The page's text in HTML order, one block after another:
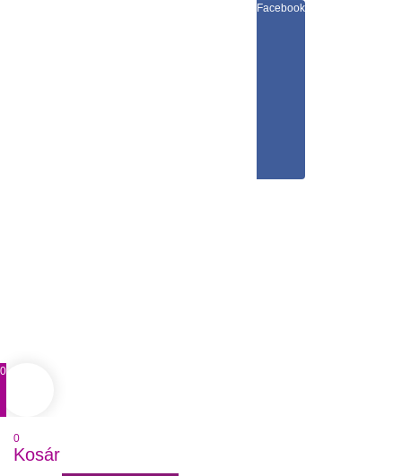
Facebook
0
0
Kosár